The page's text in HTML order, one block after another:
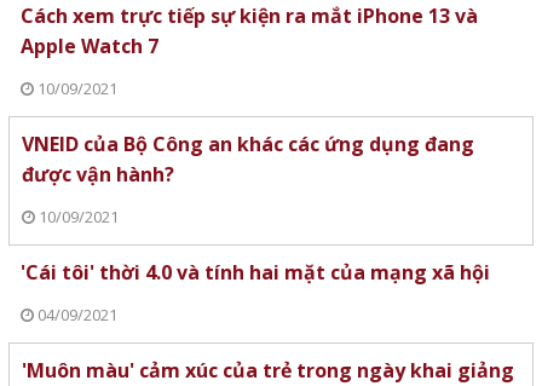
Cách xem trực tiếp sự kiện ra mắt iPhone 13 và
Apple Watch 7
10/09/2021
VNEID của Bộ Công an khác các ứng dụng đang
được vận hành?
10/09/2021
'Cái tôi' thời 4.0 và tính hai mặt của mạng xã hội
04/09/2021
'Muôn màu' cảm xúc của trẻ trong ngày khai giảng